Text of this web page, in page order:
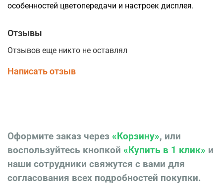
особенностей цветопередачи и настроек дисплея.
Отзывы
Отзывов еще никто не оставлял
Написать отзыв
Оформите заказ через «Корзину», или
воспользуйтесь кнопкой «Купить в 1 клик» и
наши сотрудники свяжутся с вами для
согласования всех подробностей покупки.